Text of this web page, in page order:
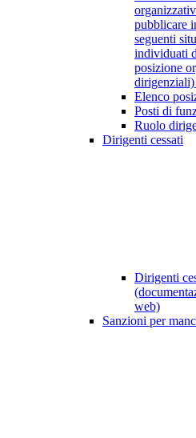
pubblicare
seguenti
individuati
posizione
dirigenziali)
Elenco
Posti di
Ruolo
Dirigenti cessati
Dirigenti
web)
Sanzioni per